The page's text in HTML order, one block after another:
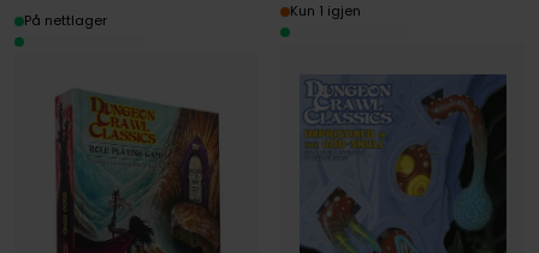
På nettlager
Kun 1 igjen